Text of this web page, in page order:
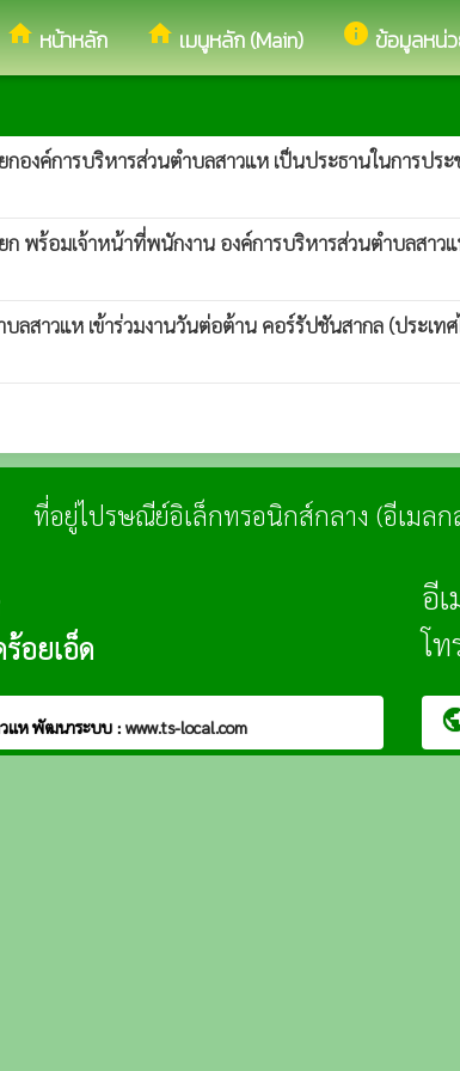
homeหน้าหลัก homeเมนูหลัก (Main) infoข้อมูลหน่
งค์การบริหารส่วนตำบลสาวแห เป็นประธานในการป
พร้อมเจ้าหน้าที่พนักงาน องค์การบริหารส่วนตำบลสาว
สาวแห เข้าร่วมงานวันต่อต้าน คอร์รัปชันสากล (ประเท
ที่อยู่ไปรษณีย์อิเล็กทรอนิกส์กลาง (อีเมลก
อยเอ็ด
อี
โ
แหพัฒนาระบบ : www.ts-local.com